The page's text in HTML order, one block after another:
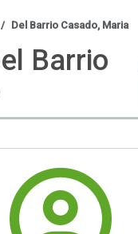
Del Barrio Casado, Maria
Barrio